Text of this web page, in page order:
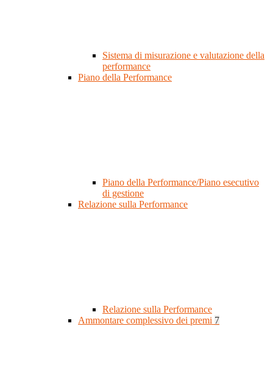
Sistema di misurazione e valutazione della
performance
Piano della Performance
Piano della Performance/Piano esecutivo
di gestione
Relazione sulla Performance
Relazione sulla Performance
Ammontare complessivo dei premi 7